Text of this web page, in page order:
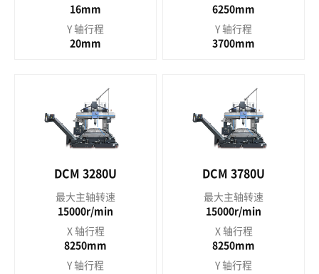
16mm
Y 轴行程
20mm
6250mm
Y 轴行程
3700mm
DCM 3280U
最大主轴转速
15000r/min
X 轴行程
8250mm
Y 轴行程
DCM 3780U
最大主轴转速
15000r/min
X 轴行程
8250mm
Y 轴行程